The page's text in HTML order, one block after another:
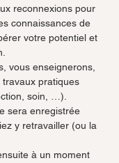
reconnexions pour
connaissances de
votre potentiel et
vous enseignerons,
pratiques
soin, …).
sera enregistrée
y retravailler (ou la
à un moment